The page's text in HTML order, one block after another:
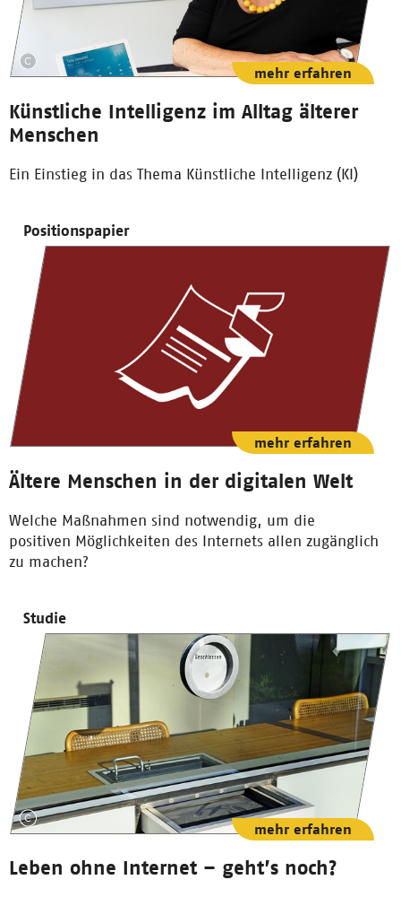
Künstliche Intelligenz im Alltag älterer
Menschen
Ein Einstieg in das Thema Künstliche Intelligenz (KI)
mehr erfahren
Positionspapier
Ältere Menschen in der digitalen Welt
Welche Maßnahmen sind notwendig, um die
positiven Möglichkeiten des Internets allen zugänglich
zu machen?
mehr erfahren
Studie
Leben ohne Internet – geht’s noch?
mehr erfahren